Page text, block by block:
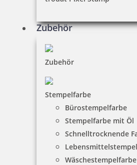
Zubehör
Zubehör
Stempelfarbe
Bürostempelfarbe
Stempelfarbe mit Öl
Schnelltrocknende
Wäschestempelfarbe